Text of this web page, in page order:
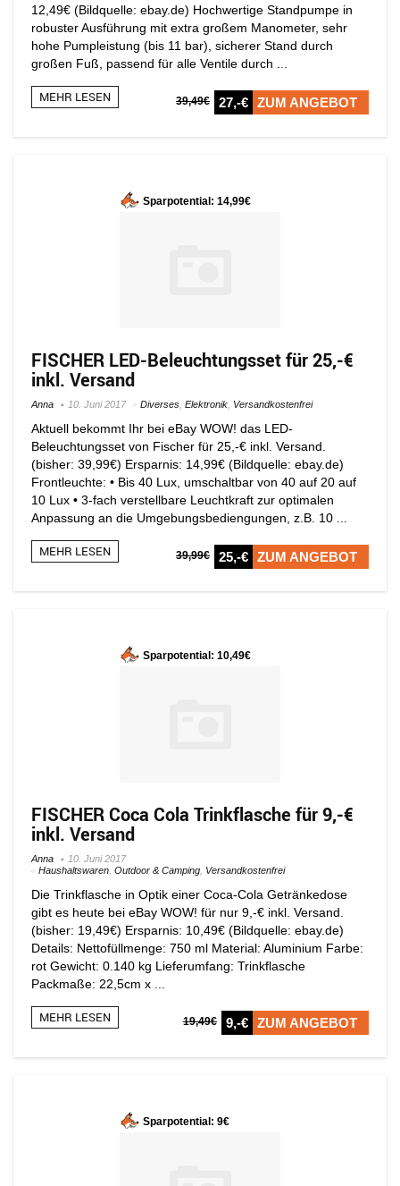
12,49€ (Bildquelle: ebay.de) Hochwertige Standpumpe in
robuster Ausführung mit extra großem Manometer, sehr
hohe Pumpleistung (bis 11 bar), sicherer Stand durch
großen Fuß, passend für alle Ventile durch ...
MEHR LESEN 39,49€ 27,-€ ZUM ANGEBOT
Sparpotential: 14,99€
FISCHER LED-Beleuchtungsset für 25,-€
inkl. Versand
Anna 10. Juni 2017 Diverses Elektronik Versandkostenfrei
Aktuell bekommt Ihr bei eBay WOW! das LED-
Beleuchtungsset von Fischer für 25,-€ inkl. Versand.
(bisher: 39,99€) Ersparnis: 14,99€ (Bildquelle: ebay.de)
Frontleuchte: • Bis 40 Lux, umschaltbar von 40 auf 20 auf
10 Lux • 3-fach verstellbare Leuchtkraft zur optimalen
Anpassung an die Umgebungsbediengungen, z.B. 10 ...
MEHR LESEN 39,99€ 25,-€ ZUM ANGEBOT
Sparpotential: 10,49€
FISCHER Coca Cola Trinkflasche für 9,-€
inkl. Versand
Anna
10. Juni 2017
Haushaltswaren Outdoor & Camping Versandkostenfrei
Die Trinkflasche in Optik einer Coca-Cola Getränkedose
gibt es heute bei eBay WOW! für nur 9,-€ inkl. Versand.
(bisher: 19,49€) Ersparnis: 10,49€ (Bildquelle: ebay.de)
Details: Nettofüllmenge: 750 ml Material: Aluminium Farbe:
rot Gewicht: 0.140 kg Lieferumfang: Trinkflasche
Packmaße: 22,5cm x ...
MEHR LESEN 19,49€ 9,-€ ZUM ANGEBOT
Sparpotential: 9€